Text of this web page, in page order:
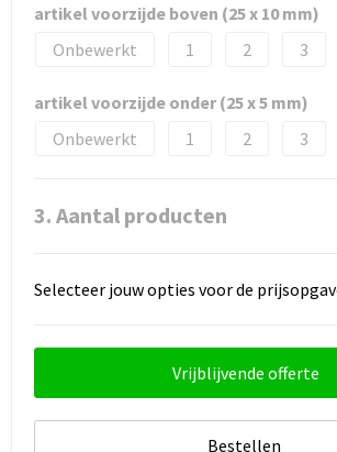
artikel voorzijde boven (25 x 10 mm)
Onbewerkt
1 2 3
artikel voorzijde onder (25 x 5 mm)
Onbewerkt
1 2 3
3. Aantal producten
Selecteer jouw opties voor de
Vrijblijvende offerte
Bestellen